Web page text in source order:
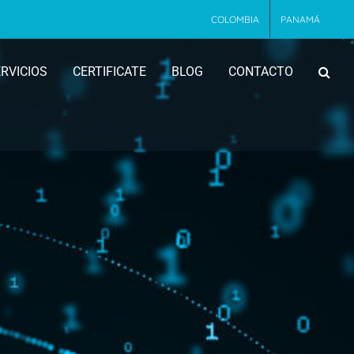
COLOMBIA PANAMÁ
CERTIFICATE BLOG CONTACTO